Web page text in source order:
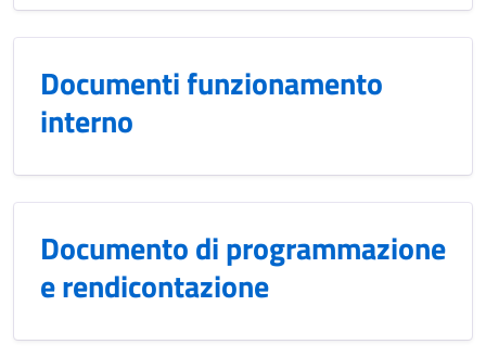
Documenti funzionamento
interno
Documento di programmazione
e rendicontazione